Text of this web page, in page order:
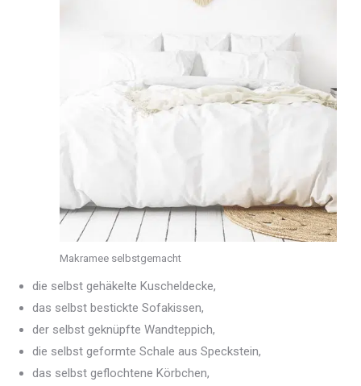
Makramee selbstgemacht
die selbst gehäkelte Kuscheldecke,
das selbst bestickte Sofakissen,
der selbst geknüpfte Wandteppich,
die selbst geformte Schale aus Speckstein,
das selbst geflochtene Körbchen,